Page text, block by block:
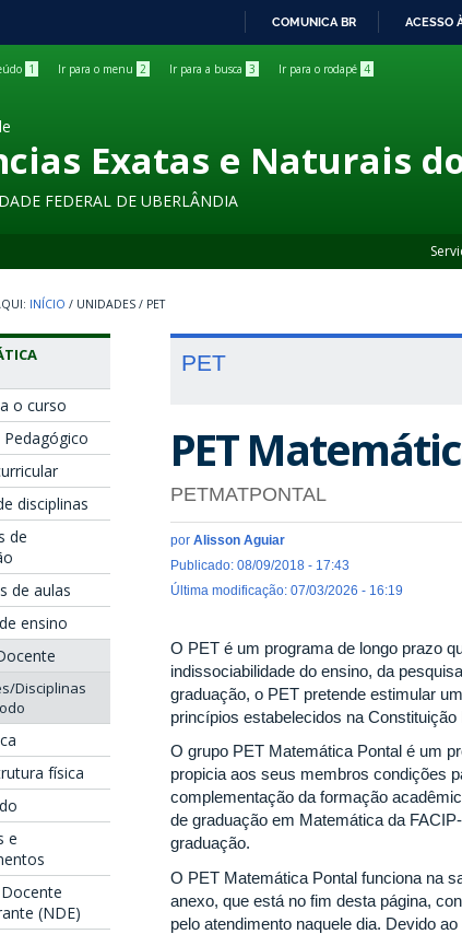
COMUNICA BR ACESSO
1 Ir para o menu 2 Ir para a busca 3 Ir para o rodapé 4
Exatas e Naturais
FEDERAL DE UBERLÂNDIA
INÍCIO / UNIDADES / PET
o curso
disciplinas
de
de aulas
ensino
Disciplinas
física
e
(NDE)
PET
PET
PETMATPONTAL
por Alisson Aguiar
Publicado: 08/09/2018 - 17:43
Última modificação: 07/03/2026 - 16:19
O PET é um programa de longo prazo
indissociabilidade do ensino, da
graduação, o PET pretende estimular
princípios estabelecidos na
O grupo PET Matemática Pontal é um
propicia aos seus membros condições
complementação da formação
de graduação em Matemática da
graduação.
O PET Matemática Pontal funciona na
anexo, que está no fim desta página,
pelo atendimento naquele dia. Devido